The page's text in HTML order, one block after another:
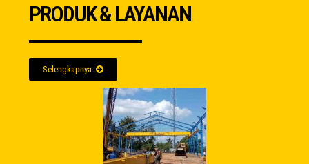
PRODUK & LAYANAN
Selengkapnya